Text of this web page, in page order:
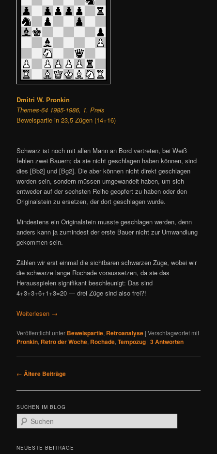
Dmitri W. Pronkin
Themes-64 1985-1986, 1. Preis
Beweispartie in 23,5 Zügen (14+16)
Schwarz ist noch mit allen Mann an Bord vertreten, bei Weiß
fehlen zwei Bauern; da sie nicht geschlagen haben können, sind
dies [Bb2] und [Bg2]. Die aber können nicht direkt geschlagen
worden sein, sondern müssen umgewandelt haben, um sich
entweder auf der sechsten Reihe geopfert zu haben oder den
Originalstein zu ersetzen, der dort geschlagen wurde.
Mindestens ein Originalstein musste geschlagen werden, denn
anders kann ja zumindest der erste Bauer nicht zur Umwandlung
gekommen sein.
Zählen wir erst einmal die sichtbaren schwarzen Züge, wobei wir
die schwarze lange Rochade voraussetzen, da sie das
Herausspielen signifikant beschleunigt: Das sind
4+3+3+6+1+3=20 — drei Züge sind also frei?!
Weiterlesen →
Veröffentlicht unter Beweispartie, Retroanalyse |Verschlagwortet mit
Pronkin, Retro der Woche, Rochade,Tempozug |3Antworten
B
i
r
← Ältere Beiträge
SUCHEN IM BLOG
u
h
NEUESTE BEITRÄGE